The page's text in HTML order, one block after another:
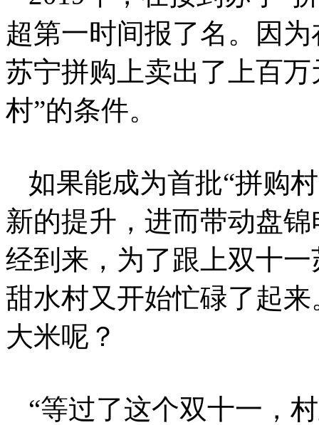
超第一时间报了名。因
苏宁拼购上卖出了上百
村”的条件。
如果能成为首批“拼购
新的提升，进而带动盘
经到来，为了跟上双十
甜水村又开始忙碌了起
大米呢？
“等过了这个双十一，